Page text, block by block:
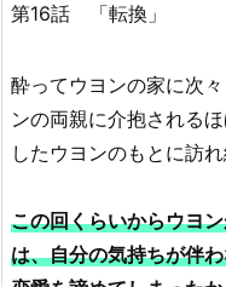
第16話 「転換」
酔ってウヨンの家に次
ンの両親に介抱される
したウヨンのもとに訪
この回くらいからウヨ
は、自分の気持ちが伴